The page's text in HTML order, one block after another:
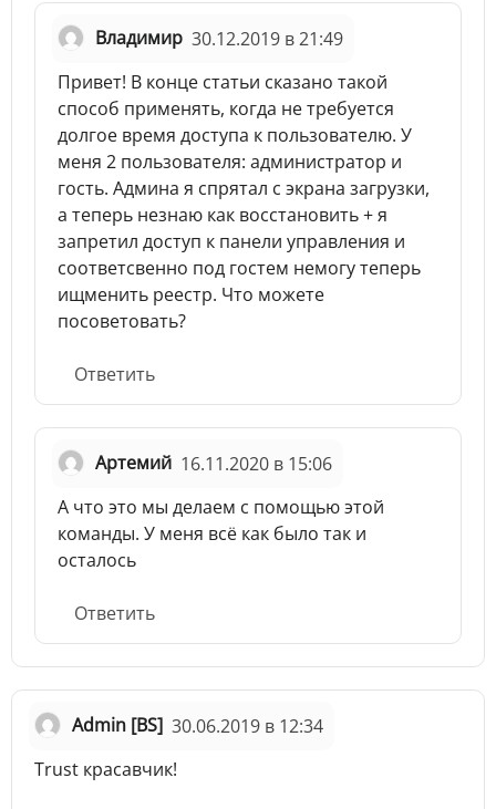
Владимир 30.12.2019 в 21:49
Привет! В конце статьи сказано такой
способ применять, когда не требуется
долгое время доступа к пользователю. У
меня 2 пользователя: администратор и
гость. Админа я спрятал с экрана загрузки,
а теперь незнаю как восстановить + я
запретил доступ к панели управления и
соответсвенно под гостем немогу теперь
ищменить реестр. Что можете
посоветовать?
Ответить
Артемий 16.11.2020 в 15:06
А что это мы делаем с помощью этой
команды. У меня всё как было так и
осталось
Ответить
Admin [BS] 30.06.2019 в 12:34
Trust красавчик!